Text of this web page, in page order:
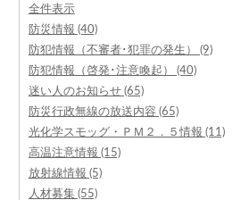
全件表示
防災情報 (40)
防犯情報（不審者･犯罪の発生） (9)
防犯情報（啓発･注意喚起） (40)
迷い人のお知らせ (65)
防災行政無線の放送内容 (65)
光化学スモッグ・ＰＭ２．５情報 (11)
高温注意情報 (15)
放射線情報 (5)
人材募集 (55)